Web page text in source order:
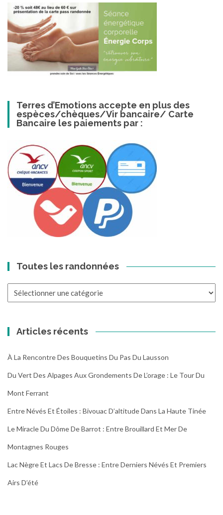
Terres d’Emotions accepte en plus des
espèces/chèques/Vir bancaire/ Carte
Bancaire les paiements par :
Toutes les randonnées
Articles récents
À La Rencontre Des Bouquetins Du Pas Du Lausson
Du Vert Des Alpages Aux Grondements De L’orage : Le Tour Du
Mont Ferrant
Entre Névés Et Étoiles : Bivouac D’altitude Dans La Haute Tinée
Le Miracle Du Dôme De Barrot : Entre Brouillard Et Mer De
Montagnes Rouges
Lac Nègre Et Lacs De Bresse : Entre Derniers Névés Et Premiers
Airs D’été